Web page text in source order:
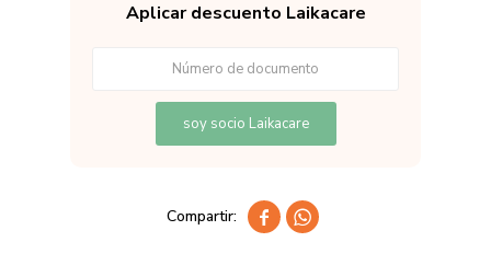
Aplicar descuento Laikacare
soy socio Laikacare
 